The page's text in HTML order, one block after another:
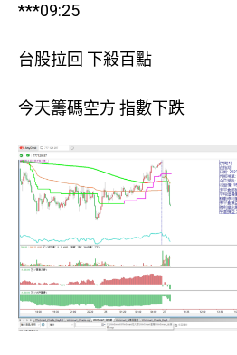
***09:25
台股拉回 下殺百點
今天籌碼空方 指數下跌